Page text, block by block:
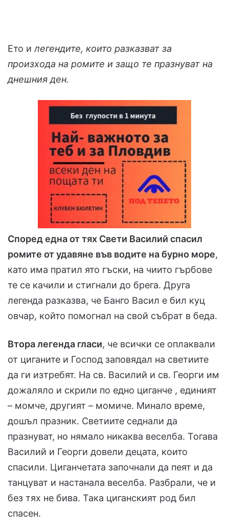
Ето илегендите, които разказват за
произхода на ромите и защо те празнуват на
днешния ден.
Според една от тях Свети Василий спасил
ромите от удавяне във водите на бурно море,
като има пратил ято гъски, на чиито гърбове
те се качили и стигнали до брега. Друга
легенда разказва, че Банго Васил е бил куц
овчар, който помогнал на свой събрат в беда.
Втора легенда гласи, че всички се оплаквали
от циганите и Господ заповядал на светиите
да ги изтребят. На св. Василий и св. Георги им
дожаляло и скрили по едно циганче , единият
– момче, другият – момиче. Минало време,
дошъл празник. Светиите седнали да
празнуват, но нямало никаква веселба. Тогава
Василий и Георги довели децата, които
спасили. Циганчетата започнали да пеят и да
танцуват и настанала веселба. Разбрали, че и
без тях не бива. Така циганският род бил
спасен.